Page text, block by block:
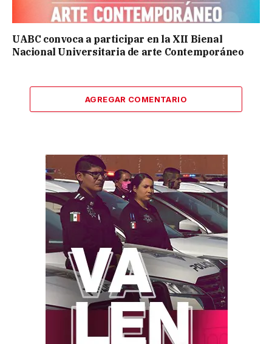
UABC convoca a participar en la XII Bienal
Nacional Universitaria de arte Contemporáneo
AGREGAR COMENTARIO